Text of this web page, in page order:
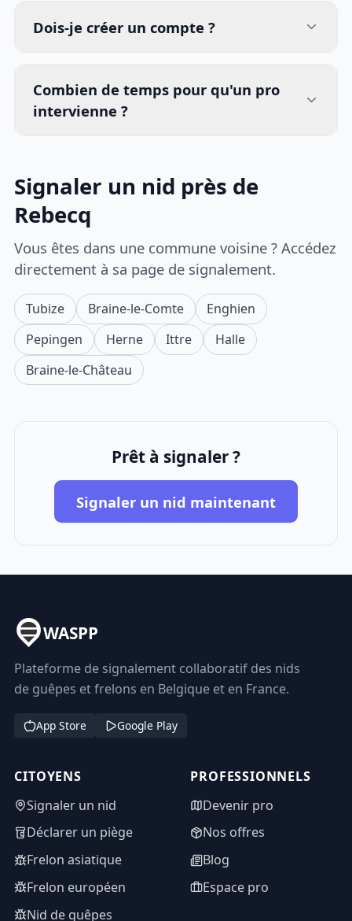
Dois-je créer un compte ?
Combien de temps pour qu'un pro
intervienne ?
Signaler un nid près de
Rebecq
Vous êtes dans une commune voisine ? Accédez
directement à sa page de signalement.
Tubize Braine-le-Comte
Enghien
Pepingen
Herne Ittre
Halle
Braine-le-Château
Prêt à signaler ?
Signaler un nid maintenant
WASPP
Plateforme de signalement collaboratif des nids
de guêpes et frelons en Belgique et en France.
App Store Google Play
CITOYENS
Signaler un nid
Déclarer un piège
Frelon asiatique
Frelon européen
Nid de guêpes
PROFESSIONNELS
Devenir pro
Nos offres
Blog
Espace pro